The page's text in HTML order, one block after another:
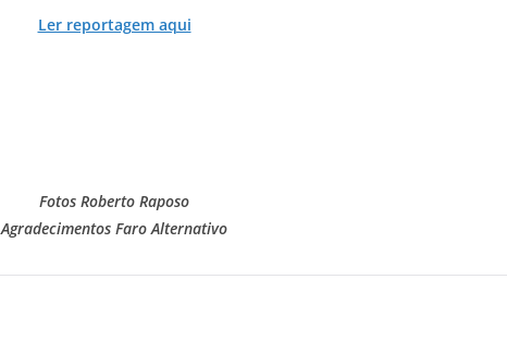
Ler reportagem aqui
Fotos Roberto Raposo
Agradecimentos Faro Alternativo